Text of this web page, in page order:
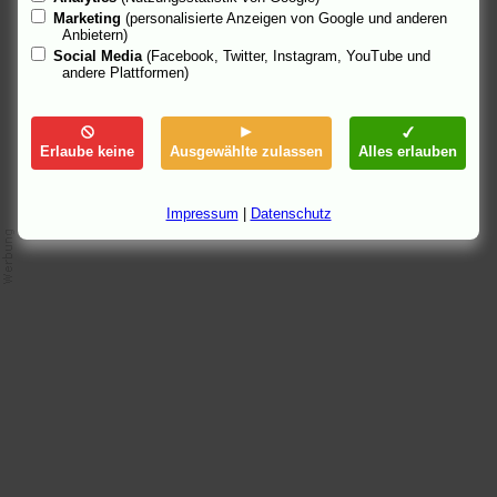
Marketing (personalisierte Anzeigen von Google und anderen
Anbietern)
Social Media (Facebook, Twitter, Instagram, YouTube und
andere Plattformen)
Erlaube keine Ausgewählte zulassen Alles erlauben
Impressum Datenschutz